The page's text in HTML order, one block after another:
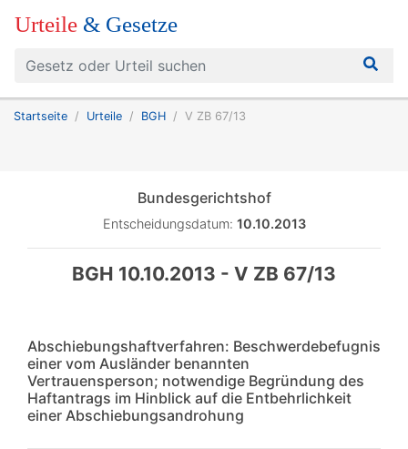
Urteile & Gesetze
Startseite Urteile BGH V ZB 67/13
Bundesgerichtshof
Entscheidungsdatum: 10.10.2013
BGH 10.10.2013 - V ZB 67/13
Abschiebungshaftverfahren: Beschwerdebefugnis
einer vom Ausländer benannten
Vertrauensperson; notwendige Begründung des
Haftantrags im Hinblick auf die Entbehrlichkeit
einer Abschiebungsandrohung